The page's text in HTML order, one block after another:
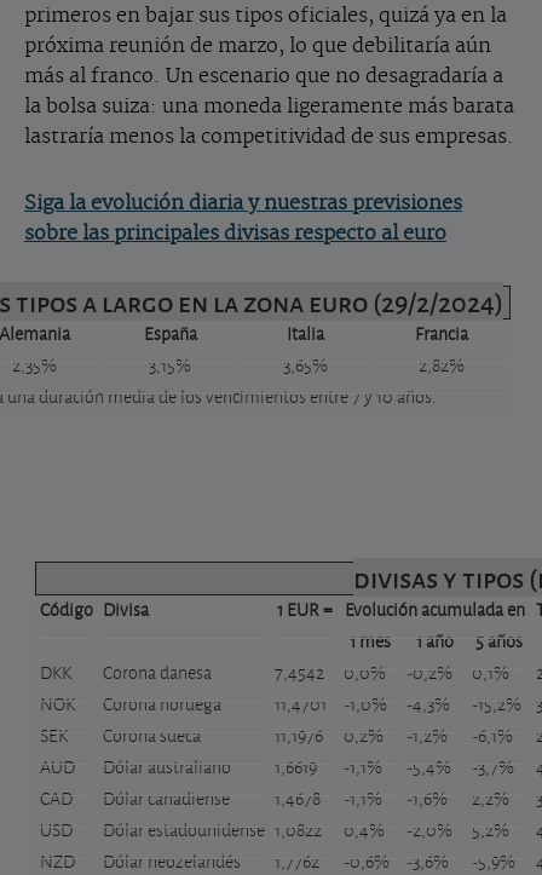
primeros en bajar sus tipos oficiales, quizá ya en la
próxima reunión de marzo, lo que debilitaría aún
más al franco. Un escenario que no desagradaría a
la bolsa suiza: una moneda ligeramente más barata
lastraría menos la competitividad de sus empresas.
Siga la evolución diaria y nuestras previsiones
sobre las principales divisas respecto al euro
tipos a largo en la zona euro (29/2/2024)
Alemania España Italia
Francia
2,35%
3,15% 3,65%
2,82%
una duración media de los vencimientos entre 7 y 10 años.
divisas y tipos
Código Divisa 1 EUR = Evolución acumulada en
1 mes
1 año
5 años
DKK
Corona danesa 7,4542 0,0% -0,2% 0,1%
NOK
Corona noruega 11,4701 -1,0% -4,3% -15,2%
SEK
Corona sueca 11,1976 0,2% -1,2% -6,1%
AUD
Dólar australiano 1,6619 -1,1% -5,4% -3,7%
CAD
Dólar canadiense 1,4678 -1,1% -1,6% 2,2%
USD
Dólar estadounidense 1,0822 0,4% -2,0% 5,2%
NZD
Dólar neozelandés 1,7762 -0,6% -3,6% -5,9%